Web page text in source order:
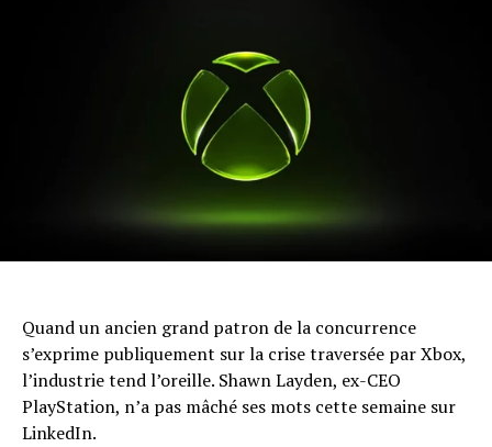
Quand un ancien grand patron de la concurrence
s’exprime publiquement sur la crise traversée par Xbox,
l’industrie tend l’oreille. Shawn Layden, ex-CEO
PlayStation, n’a pas mâché ses mots cette semaine sur
LinkedIn.